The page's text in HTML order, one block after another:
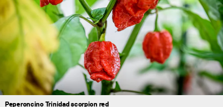
Peperoncino Trinidad scorpion red